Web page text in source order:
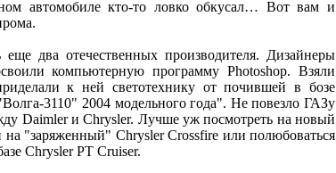
автомобиле кто-то ловко обкусал… Вот вам и
два отечественных производителя. Дизайнеры
компьютерную программу Photoshop. Взяли
к ней светотехнику от почившей в бозе
3110" 2004 модельного года". Не повезло ГАЗу
Daimler и Chrysler. Лучше уж посмотреть на новый
"заряженный" Chrysler Crossfire или полюбоваться
Chrysler PT Cruiser.